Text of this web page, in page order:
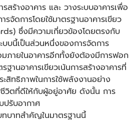
สร้างอาคาร และ วางระบบอาคารเพื่อ
จัดการโดยใช้มาตรฐานอาคารเขียว
ซึ่งมีความเกี่ยวข้องโดยตรงกับ
บบนี้เป็นส่วนหนึ่งของการจัดการ
ภายในอาคารอีกทั้งยังต้องมีการฟอก
านอาคารเขียวเน้นการสร้างอาคารที่
สิทธิภาพในการใช้พลังงานอย่าง
วิตที่ดีให้กับผู้อยู่อาศัย ดังนั้น การ
ปรับอากาศ
บาทสำคัญในมาตรฐานนี้